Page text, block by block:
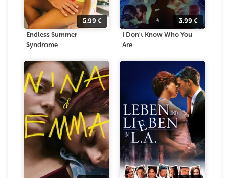
5.99 €
Endless Summer
Syndrome
3.99 €
I Don't Know Who You
Are